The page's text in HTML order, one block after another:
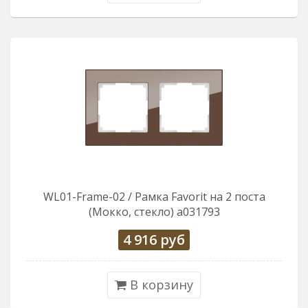
WL01-Frame-02 / Рамка Favorit на 2 поста
(Мокко, стекло) a031793
4 916 руб
В корзину